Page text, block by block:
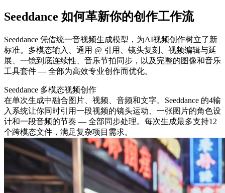
Seeddance 如何革新你的创作工作流
Seeddance 凭借统一音视频生成模型，为AI视频创作树立了新
标准。多模态输入、通用 @ 引用、镜头复刻、视频编辑与延
展、一镜到底连续性、音乐节拍同步，以及完整的图像和音乐
工具套件 — 全部为高效专业创作而优化。
Seeddance 多模态视频创作
在单次生成中融合图片、视频、音频和文字。Seeddance 的4输
入系统让你同时引用一段视频的镜头运动、一张图片的角色设
计和一段音频的节奏 — 全部同步处理。每次生成最多支持12
个跨模态文件，满足复杂项目需求。